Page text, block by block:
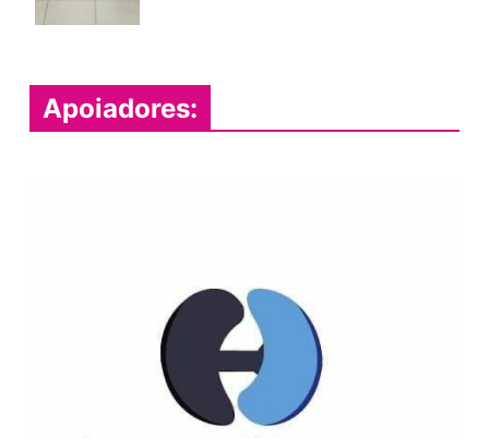
Apoiadores: